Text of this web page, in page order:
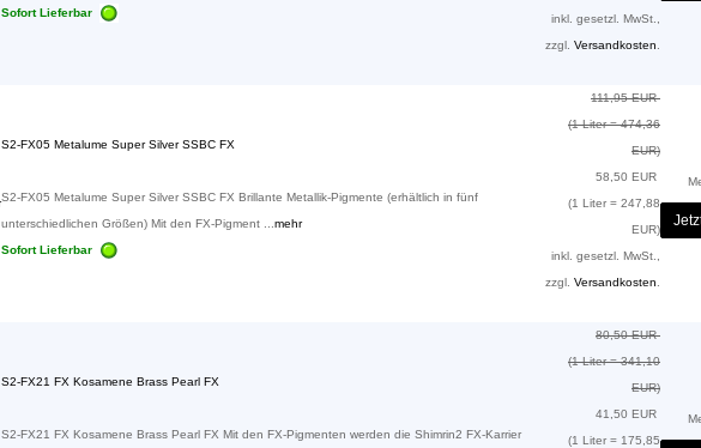
Sofort Lieferbar
inkl. gesetzl. MwSt.,
zzgl. Versandkosten
S2-FX05 Metalume Super Silver SSBC FX
S2-FX05 Metalume Super Silver SSBC FX Brillante Metallik-Pigmente (erhältlich in fünf
unterschiedlichen Größen) Mit den FX-Pigment ... mehr
Sofort Lieferbar
111,95 EUR
(1 Liter = 474,36
EUR)
58,50 EUR
(1 Liter = 247,88
EUR)
inkl. gesetzl. MwSt.,
zzgl. Versandkosten
S2-FX21 FX Kosamene Brass Pearl FX
S2-FX21 FX Kosamene Brass Pearl FX Mit den FX-Pigmenten werden die Shimrin2 FX-Karrier
80,50 EUR
(1 Liter = 341,10
EUR)
41,50 EUR
(1 Liter = 175,85